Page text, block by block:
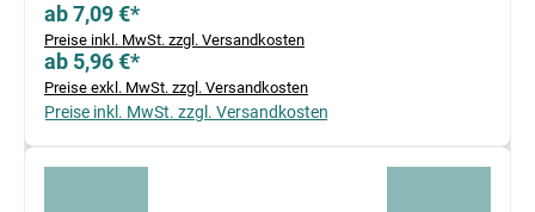
ab 7,09 €*
Preise inkl. MwSt. zzgl. Versandkosten
ab 5,96 €*
Preise exkl. MwSt. zzgl. Versandkosten
Preise inkl. MwSt. zzgl. Versandkosten